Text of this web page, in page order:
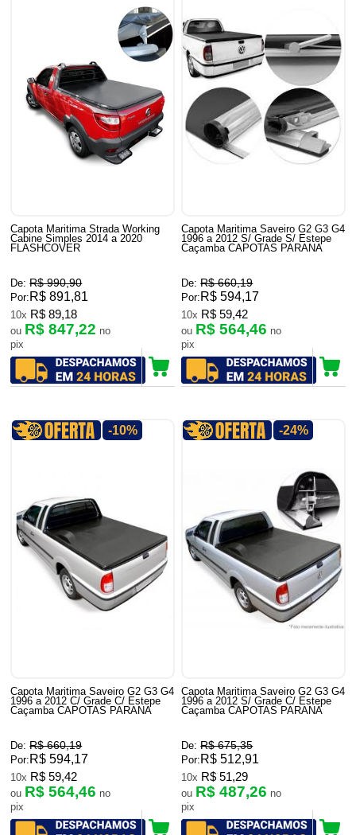
Capota Maritima Strada Working
Cabine Simples 2014 a 2020
FLASHCOVER
De: R$ 990,90
Por: R$ 891,81
10x R$ 89,18
ou R$ 847,22 no
pix
Capota Maritima Saveiro G2 G3 G4
1996 a 2012 S/ Grade S/ Estepe
Caçamba CAPOTAS PARANA
De: R$ 660,19
Por: R$ 594,17
10x R$ 59,42
ou R$ 564,46 no
pix
-10%
Capota Maritima Saveiro G2 G3 G4
1996 a 2012 C/ Grade C/ Estepe
Caçamba CAPOTAS PARANA
De: R$ 660,19
Por: R$ 594,17
10x R$ 59,42
ou R$ 564,46 no
pix
-24%
Capota Maritima Saveiro G2 G3 G4
1996 a 2012 S/ Grade C/ Estepe
Caçamba CAPOTAS PARANA
De: R$ 675,35
Por: R$ 512,91
10x R$ 51,29
ou R$ 487,26 no
pix